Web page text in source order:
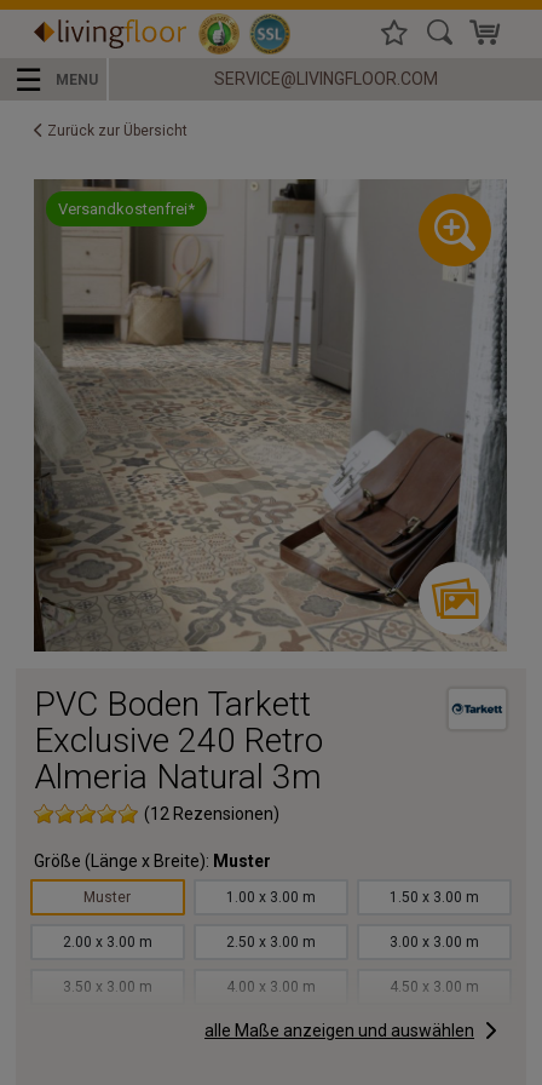
☰ MENU SERVICE@LIVINGFLOOR.COM
Zurück zur Übersicht
Versandkostenfrei*
PVC Boden Tarkett
Exclusive 240 Retro
Almeria Natural 3m
(12 Rezensionen)
Größe (Länge x Breite): Muster
Muster 1.00 x 3.00 m 1.50 x 3.00 m
2.00 x 3.00 m 2.50 x 3.00 m 3.00 x 3.00 m
3.50 x 3.00 m 4.00 x 3.00 m 4.50 x 3.00 m
5.50 x 3.00 m 6.00 x 3.00 m
alle Maße anzeigen und auswählen